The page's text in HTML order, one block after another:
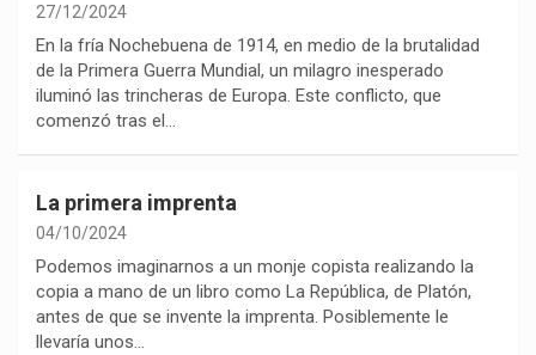
27/12/2024
En la fría Nochebuena de 1914, en medio de la brutalidad
de la Primera Guerra Mundial, un milagro inesperado
iluminó las trincheras de Europa. Este conflicto, que
comenzó tras el…
La primera imprenta
04/10/2024
Podemos imaginarnos a un monje copista realizando la
copia a mano de un libro como La República, de Platón,
antes de que se invente la imprenta. Posiblemente le
llevaría unos…